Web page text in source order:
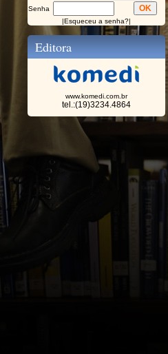
Senha
|Esqueceu a senha?|
Editora
www.komedi.com.br
tel.:(19)3234.4864